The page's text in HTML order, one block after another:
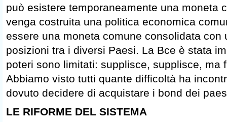
può esistere temporaneamente una moneta
venga costruita una politica economica
essere una moneta comune consolidata con
posizioni tra i diversi Paesi. La Bce è stata
poteri sono limitati: supplisce, supplisce, ma
Abbiamo visto tutti quante difficoltà ha
dovuto decidere di acquistare i bond dei
LE RIFORME DEL SISTEMA